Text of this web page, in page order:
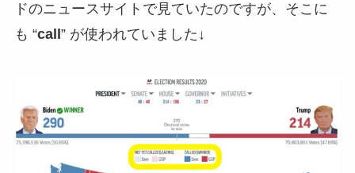
ドのニュースサイトで見ていたのですが、そこに
も “call ” が使われていました↓